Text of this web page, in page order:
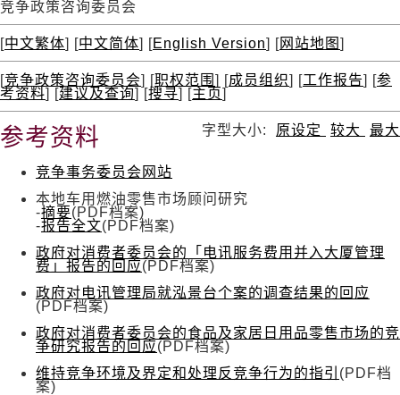
竞争政策咨询委员会
[中文繁体] [中文简体] [English Version] [网站地图 ]
[竞争政策咨询委员会] [职权范围 ] [成员组织] [工作报告] [参
考资料] [建议及查询] [搜寻] [主页]
字型大小: 原设定 较大 最大
参考资料
竞争事务委员会网站
本地车用燃油零售市场顾问研究
-摘要(PDF档案)
-报告全文(PDF档案)
政府对消费者委员会的「电讯服务费用并入大厦管理
费」报告的回应(PDF档案)
政府对电讯管理局就泓景台个案的调查结果的回应
(PDF档案)
政府对消费者委员会的食品及家居日用品零售市场的竞
争研究报告的回应(PDF档案)
维持竞争环境及界定和处理反竞争行为的指引 (PDF档
案)